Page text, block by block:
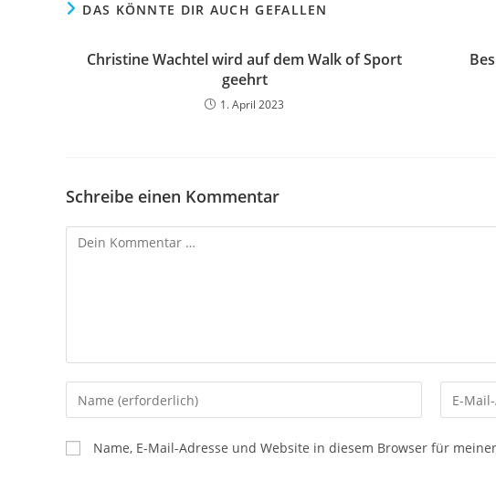
DAS KÖNNTE DIR AUCH GEFALLEN
Christine Wachtel wird auf dem Walk of Sport
geehrt
1. April 2023
Schreibe einen Kommentar
Name, E-Mail-Adresse und Website in diesem Browser für